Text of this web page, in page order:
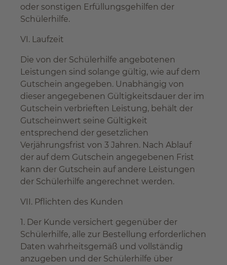
oder sonstigen Erfüllungsgehilfen der
Schülerhilfe.
VI. Laufzeit
Die von der Schülerhilfe angebotenen
Leistungen sind solange gültig, wie auf dem
Gutschein angegeben. Unabhängig von
dieser angegebenen Gültigkeitsdauer der im
Gutschein verbrieften Leistung, behält der
Gutscheinwert seine Gültigkeit
entsprechend der gesetzlichen
Verjährungsfrist von 3 Jahren. Nach Ablauf
der auf dem Gutschein angegebenen Frist
kann der Gutschein auf andere Leistungen
der Schülerhilfe angerechnet werden.
VII. Pflichten des Kunden
1. Der Kunde versichert gegenüber der
Schülerhilfe, alle zur Bestellung erforderlichen
Daten wahrheitsgemäß und vollständig
anzugeben und der Schülerhilfe über